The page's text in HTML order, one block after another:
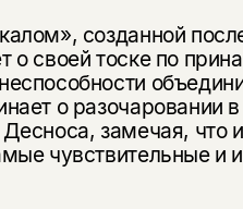
созданной
о своей тоске по
о разочаровании
замечая, что
чувствительные и